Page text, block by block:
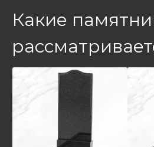
Какие